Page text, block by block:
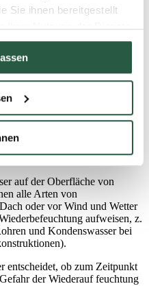
Sie ihnen bereitgestellt
Ihrer Nutzung der Dienste
1:INSEKT
2
den Witterungseinflüssen
ausgesetzt, wobei
Feuchtigkeit auftreten kann.
auf der Oberfläche von
alle Arten von
oder vor Wind und Wetter
aufweisen, z.
und Kondenswasser bei
entscheidet, ob zum Zeitpunkt
der Wiederauf feuchtung